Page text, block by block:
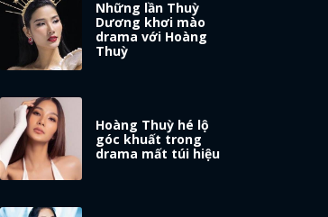
Những lần Thuỳ
Dương khơi mào
drama với Hoàng
Thuỳ
Hoàng Thuỳ hé lộ
góc khuất trong
drama mất túi hiệu